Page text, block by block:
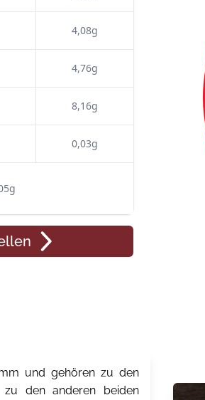
4,08g
4,76g
8,16g
0,03g
und gehören zu den
zu den anderen beiden